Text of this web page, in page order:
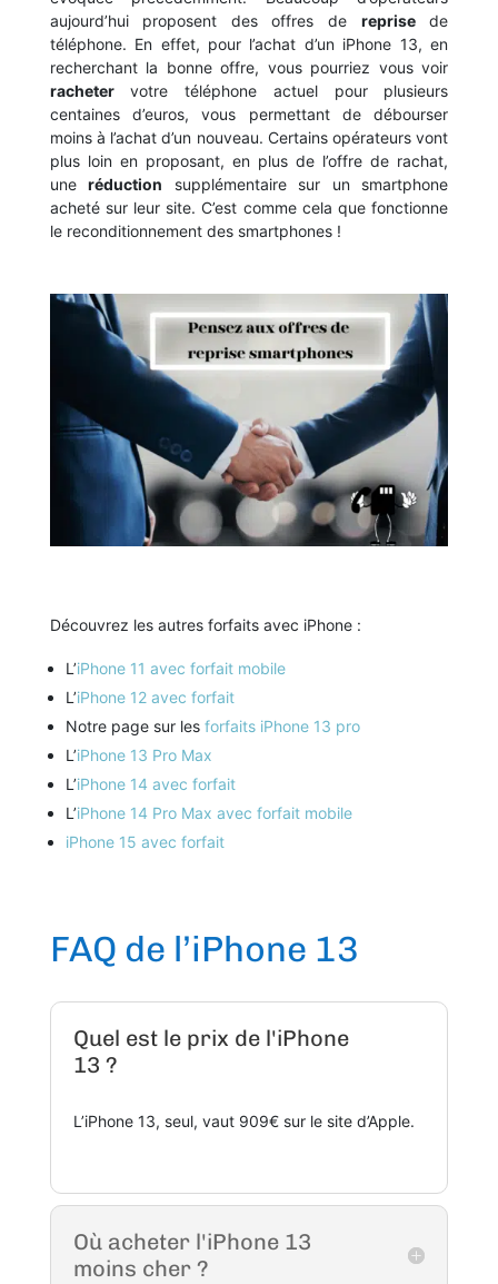
aujourd’hui proposent des offres de reprisede
téléphone. En effet, pour l’achat d’un iPhone 13, en
recherchant la bonne offre, vous pourriez vous voir
rachetervotre téléphone actuel pour plusieurs
centaines d’euros, vous permettant de débourser
moins à l’achat d’un nouveau. Certains opérateurs vont
plus loin en proposant, en plus de l’offre de rachat,
uneréduction supplémentaire sur un smartphone
acheté sur leur site. C’est comme cela que fonctionne
le reconditionnement des smartphones !
Découvrez les autres forfaits avec iPhone :
L’iPhone 11 avec forfait mobile
L’iPhone 12 avec forfait
Notre page sur les forfaits iPhone 13 pro
L’iPhone 13 Pro Max
L’iPhone 14 avec forfait
L’iPhone 14 Pro Max avec forfait mobile
iPhone 15 avec forfait
FAQ de l’iPhone 13
Quel est le prix de l'iPhone
13 ?
L’iPhone 13, seul, vaut 909€ sur le site d’Apple.
Où acheter l'iPhone 13
moins cher ?